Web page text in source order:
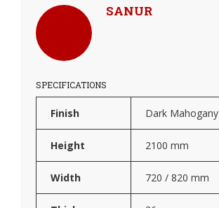
SANUR
SPECIFICATIONS
Finish Dark Mahogany
Height 2100 mm
Width 720 / 820 mm